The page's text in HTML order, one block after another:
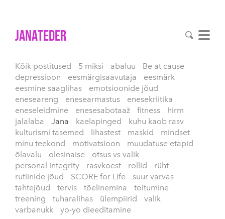
Janateder
Kõik postitused 5 miksi abaluu
Be at cause
depressioon
eesmärgisaavutaja
eesmärk
eesmine saaglihas
emotsioonide jõud
eneseareng
enesearmastus
enesekriitika
eneseleidmine
enesesabotaaž fitness
hirm
jalalaba
Jana kaelapinged
kuhu kaob rasv
kulturismi tasemed
lihastest maskid
mindset
minu teekond
motivatsioon
muudatuse etapid
õlavalu
olesinaise
otsus vs valik
personal integrity
rasvkoest rollid
rüht
rutiinide jõud
SCORE for Life
suur varvas
tahtejõud
tervis tõelinemina
toitumine
treening
tuharalihas ülempiirid
valik
varbanukk
yo-yo dieeditamine